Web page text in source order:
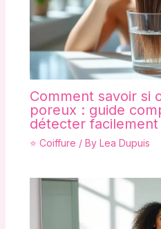
Comment savoir si
poreux : guide
détecter facilement
⭐ Coiffure / By Lea Dupuis